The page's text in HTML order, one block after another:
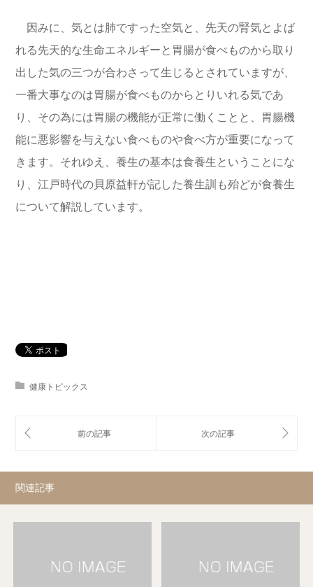
因みに、気とは肺ですった空気と、先天の腎気とよば
れる先天的な生命エネルギーと胃腸が食べものから取り
出した気の三つが合わさって生じるとされていますが、
一番大事なのは胃腸が食べものからとりいれる気であ
り、その為には胃腸の機能が正常に働くことと、胃腸機
能に悪影響を与えない食べものや食べ方が重要になって
きます。それゆえ、養生の基本は食養生ということにな
り、江戸時代の貝原益軒が記した養生訓も殆どが食養生
について解説しています。
健康トピックス
関連記事